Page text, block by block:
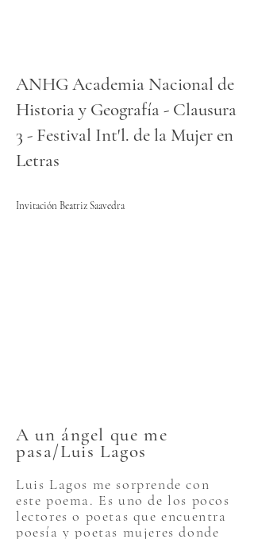
ANHG Academia Nacional de
Historia y Geografía - Clausura
3 - Festival Int'l. de la Mujer en
Letras
Invitación Beatriz Saavedra
A un ángel que me
pasa/Luis Lagos
Luis Lagos me sorprende con
este poema. Es uno de los pocos
lectores o poetas que encuentra
poesía y poetas mujeres donde